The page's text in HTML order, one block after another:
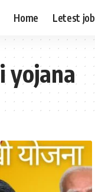
Home Letest job
yojana